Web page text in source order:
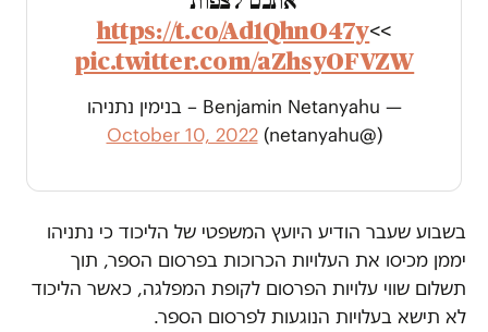
>>
https://t.co/Ad1QhnO47y
pic.twitter.com/aZhsyOFVZW
— Benjamin Netanyahu – בנימין נתניהו
(@netanyahu)
October 10, 2022
בשבוע שעבר הודיע היועץ המשפטי של הליכוד כי נתניהו
יממן מכיסו את העלויות הכרוכות בפרסום הספר, תוך
תשלום שווי עלויות הפרסום לקופת המפלגה, כאשר הליכוד
לא תישא בעלויות הנוגעות לפרסום הספר.